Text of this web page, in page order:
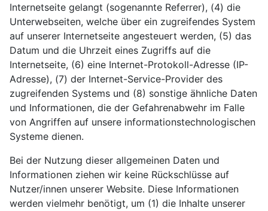
Internetseite gelangt (sogenannte Referrer), (4) die
Unterwebseiten, welche über ein zugreifendes System
auf unserer Internetseite angesteuert werden, (5) das
Datum und die Uhrzeit eines Zugriffs auf die
Internetseite, (6) eine Internet-Protokoll-Adresse (IP-
Adresse), (7) der Internet-Service-Provider des
zugreifenden Systems und (8) sonstige ähnliche Daten
und Informationen, die der Gefahrenabwehr im Falle
von Angriffen auf unsere informationstechnologischen
Systeme dienen.
Bei der Nutzung dieser allgemeinen Daten und
Informationen ziehen wir keine Rückschlüsse auf
Nutzer/innen unserer Website. Diese Informationen
werden vielmehr benötigt, um (1) die Inhalte unserer